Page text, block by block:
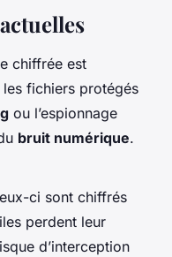
chiffrée est
fichiers protégés
ou l’espionnage
bruit numérique.
ci sont chiffrés
perdent leur
d’interception